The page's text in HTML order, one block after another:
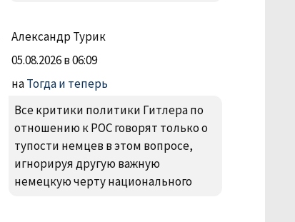
Александр Турик
05.08.2026 в 06:09
наТогда и теперь
Все критики политики Гитлера по
отношению к РОС говорят только о
тупости немцев в этом вопросе,
игнорируя другую важную
немецкую черту национального